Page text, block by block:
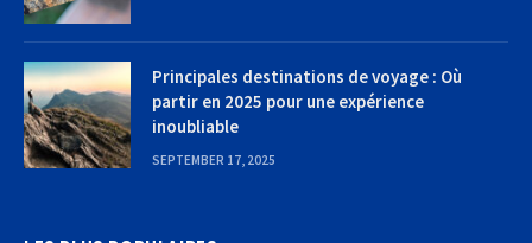
Principales destinations de voyage : Où
partir en 2025 pour une expérience
inoubliable
SEPTEMBER 17, 2025